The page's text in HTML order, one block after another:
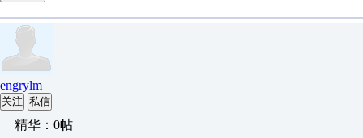
engrylm
关注 私信
精华：0帖